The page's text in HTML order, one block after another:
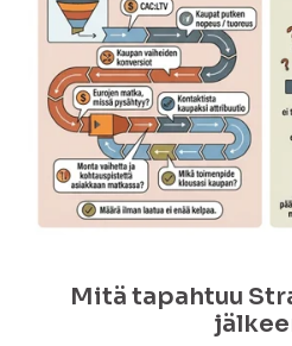
Mitä tapahtuu